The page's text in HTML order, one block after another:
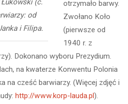
(c.
od
i Filipa.
otrzymało barwy.
Zwołano Koło
(pierwsze od
1940 r. z
Dokonano wyboru Prezydium.
na kwaterze Konwentu Polonia
na cześć barwiarzy. (Więcej zdjęć i
http://www.korp-lauda.pl).